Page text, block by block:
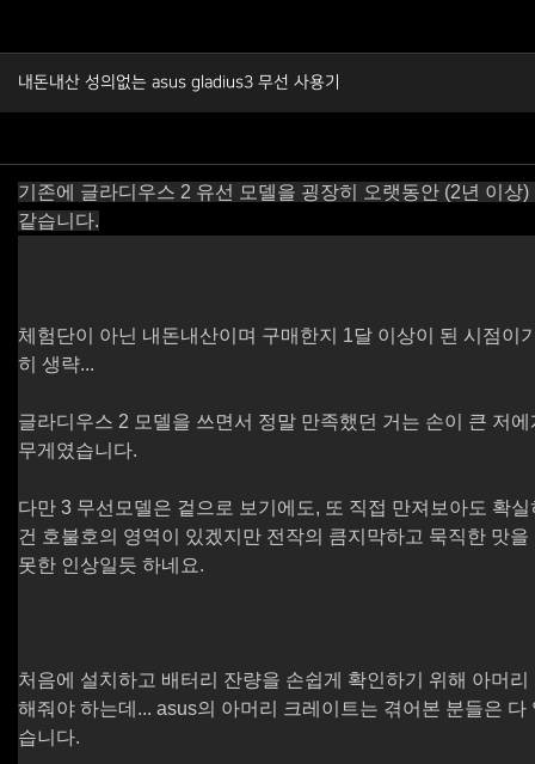
내돈내산 성의없는 asus gladius3 무선 사용기
기존에 글라디우스 2 유선 모델을 굉장히 오랫동안 (2년 이
같습니다.
체험단이 아닌 내돈내산이며 구매한지 1달 이상이 된 시점이
히 생략...
글라디우스 2 모델을 쓰면서 정말 만족했던 거는 손이 큰 저
무게였습니다.
다만 3 무선모델은 겉으로 보기에도, 또 직접 만져보아도 확
건 호불호의 영역이 있겠지만 전작의 큼지막하고 묵직한 맛
못한 인상일듯 하네요.
처음에 설치하고 배터리 잔량을 손쉽게 확인하기 위해 아머
해줘야 하는데... asus의 아머리 크레이트는 겪어본 분들은
습니다.